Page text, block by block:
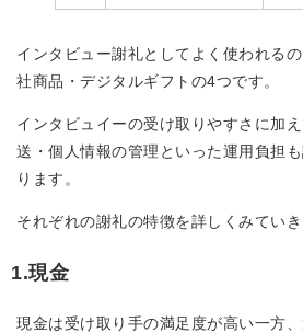
インタビュー謝礼としてよく使われる
社商品・デジタルギフトの4つです。
インタビュイーの受け取りやすさに加
送・個人情報の管理といった運用負担
ります。
それぞれの謝礼の特徴を詳しくみていき
1.現金
現金は受け取り手の満足度が高い一方